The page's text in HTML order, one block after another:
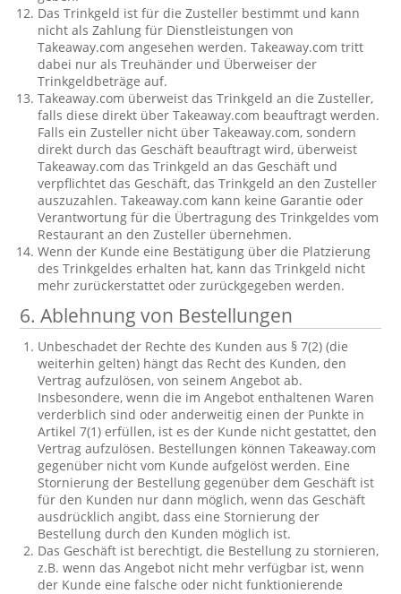
Das Trinkgeld ist für die Zusteller bestimmt und kann
nicht als Zahlung für Dienstleistungen von
Takeaway.com angesehen werden. Takeaway.com tritt
dabei nur als Treuhänder und Überweiser der
Trinkgeldbeträge auf.
Takeaway.com überweist das Trinkgeld an die Zusteller,
falls diese direkt über Takeaway.com beauftragt werden.
Falls ein Zusteller nicht über Takeaway.com, sondern
direkt durch das Geschäft beauftragt wird, überweist
Takeaway.com das Trinkgeld an das Geschäft und
verpflichtet das Geschäft, das Trinkgeld an den Zusteller
auszuzahlen. Takeaway.com kann keine Garantie oder
Verantwortung für die Übertragung des Trinkgeldes vom
Restaurant an den Zusteller übernehmen.
Wenn der Kunde eine Bestätigung über die Platzierung
des Trinkgeldes erhalten hat, kann das Trinkgeld nicht
mehr zurückerstattet oder zurückgegeben werden.
6. Ablehnung von Bestellungen
Unbeschadet der Rechte des Kunden aus § 7(2) (die
weiterhin gelten) hängt das Recht des Kunden, den
Vertrag aufzulösen, von seinem Angebot ab.
Insbesondere, wenn die im Angebot enthaltenen Waren
verderblich sind oder anderweitig einen der Punkte in
Artikel 7(1) erfüllen, ist es der Kunde nicht gestattet, den
Vertrag aufzulösen. Bestellungen können Takeaway.com
gegenüber nicht vom Kunde aufgelöst werden. Eine
Stornierung der Bestellung gegenüber dem Geschäft ist
für den Kunden nur dann möglich, wenn das Geschäft
ausdrücklich angibt, dass eine Stornierung der
Bestellung durch den Kunden möglich ist.
Das Geschäft ist berechtigt, die Bestellung zu stornieren,
z.B. wenn das Angebot nicht mehr verfügbar ist, wenn
der Kunde eine falsche oder nicht funktionierende